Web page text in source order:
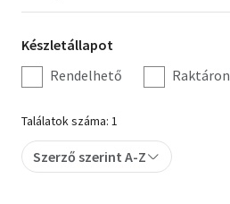
Hobbi, szabadidő
Irodalom
Művészet
Szakkönyv
szűrés
Készletállapot
szűrés
Készletállapot
Rendelhető
Raktáron
Találatok száma: 1
Szerző szerint A-Z